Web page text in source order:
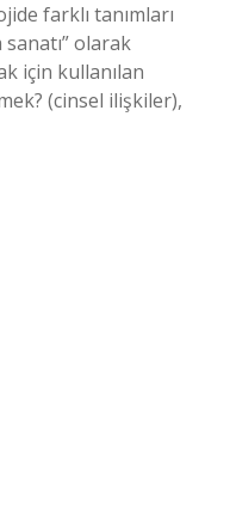
farklı tanımları
olarak
için kullanılan
(cinsel ilişkiler),